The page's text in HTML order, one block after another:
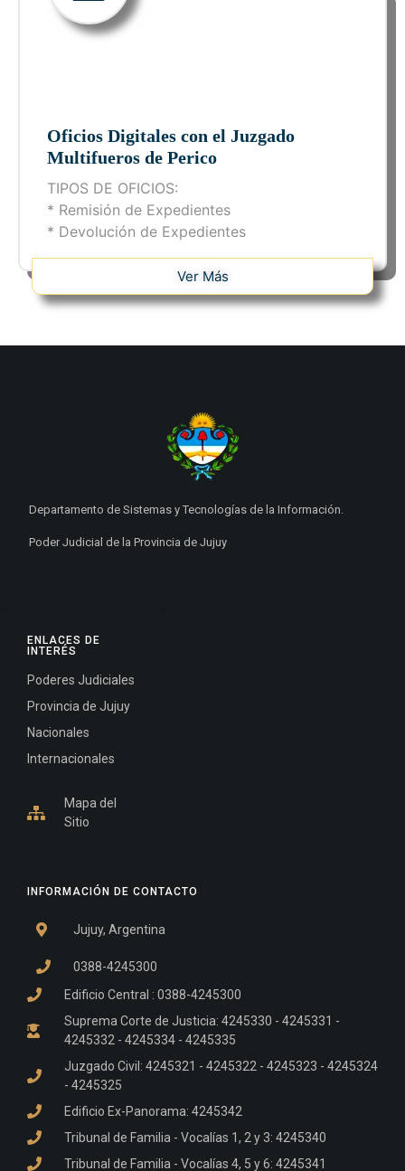
Oficios Digitales con el Juzgado
Multifueros de Perico
TIPOS DE OFICIOS:
* Remisión de Expedientes
* Devolución de Expedientes
Ver Más
INFORMACIÓN DE CONTACTO
Jujuy, Argentina
0388-4245300
Edificio Central : 0388-4245300
Suprema Corte de Justicia: 4245330 - 4245331 -
4245332 - 4245334 - 4245335
Juzgado Civil: 4245321 - 4245322 - 4245323 - 4245324
- 4245325
Edificio Ex-Panorama: 4245342
Tribunal de Familia - Vocalías 1, 2 y 3: 4245340
Tribunal de Familia - Vocalías 4, 5 y 6: 4245341
ENLACES DE
INTERÉS
Poderes Judiciales
Provincia de Jujuy
Nacionales
Internacionales
Mapa del
Sitio
Departamento de Sistemas y Tecnologías de la Información.
Poder Judicial de la Provincia de Jujuy